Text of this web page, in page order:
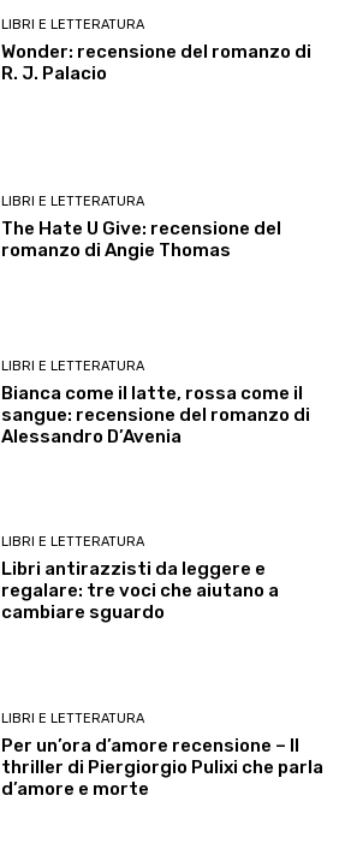
LIBRI E LETTERATURA
Wonder: recensione del romanzo di
R. J. Palacio
LIBRI E LETTERATURA
The Hate U Give: recensione del
romanzo di Angie Thomas
LIBRI E LETTERATURA
Bianca come il latte, rossa come il
sangue: recensione del romanzo di
Alessandro D’Avenia
LIBRI E LETTERATURA
Libri antirazzisti da leggere e
regalare: tre voci che aiutano a
cambiare sguardo
LIBRI E LETTERATURA
Per un’ora d’amore recensione – Il
thriller di Piergiorgio Pulixi che parla
d’amore e morte